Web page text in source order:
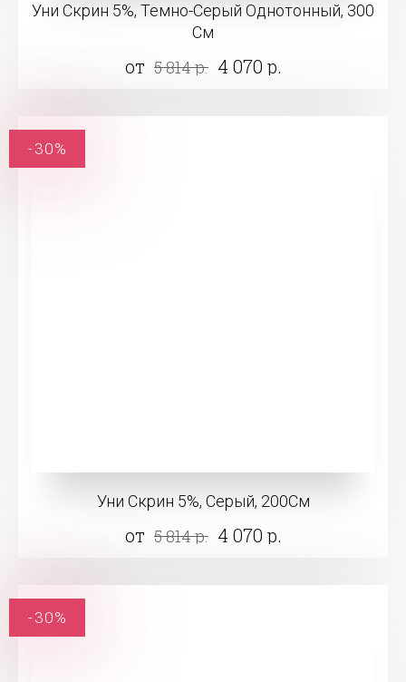
Уни Скрин 5%, Темно-Серый Однотонный, 300
См
от 5 814 р. 4 070 р.
Уни Скрин 5%, Серый, 200См
от 5 814 р. 4 070 р.
-30%
-30%